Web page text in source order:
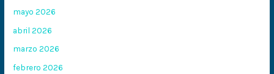
mayo 2026
abril 2026
marzo 2026
febrero 2026